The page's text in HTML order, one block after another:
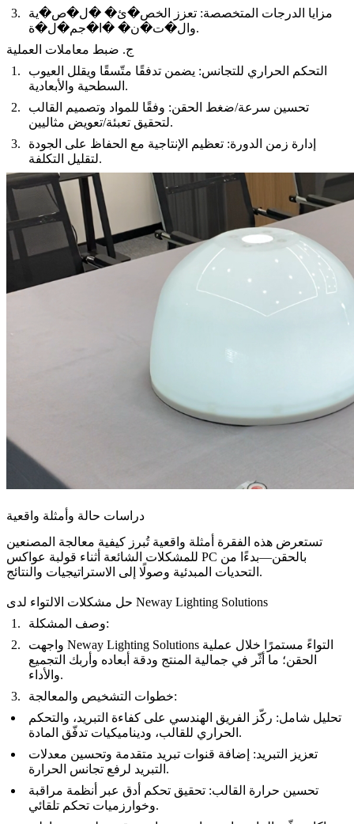
مزايا الدرجات المتخصصة: تعزز الخص�ئ� �ل�ص�ية
وال�ت�ن� �ا�جم�ل�ة.
ج. ضبط معاملات العملية
التحكم الحراري للتجانس: يضمن تدفقًا متّسقًا ويقلل العيوب
السطحية والأبعادية.
تحسين سرعة/ضغط الحقن: وفقًا للمواد وتصميم القالب
لتحقيق تعبئة/تعويض مثاليين.
إدارة زمن الدورة: تعظيم الإنتاجية مع الحفاظ على الجودة
لتقليل التكلفة.
دراسات حالة وأمثلة واقعية
تستعرض هذه الفقرة أمثلة واقعية تُبرز كيفية معالجة المصنعين
للمشكلات الشائعة أثناء قولبة عواكس PC بالحقن—بدءًا من
التحديات المبدئية وصولًا إلى الاستراتيجيات والنتائج.
حل مشكلات الالتواء لدى Neway Lighting Solutions
وصف المشكلة:
واجهت Neway Lighting Solutions التواءً مستمرًا خلال عملية
الحقن؛ ما أثّر في جمالية المنتج ودقة أبعاده وأربك التجميع
والأداء.
خطوات التشخيص والمعالجة:
تحليل شامل: ركّز الفريق الهندسي على كفاءة التبريد، والتحكم
الحراري للقالب، وديناميكيات تدفّق المادة.
تعزيز التبريد: إضافة قنوات تبريد متقدمة وتحسين معدلات
التبريد لرفع تجانس الحرارة.
تحسين حرارة القالب: تحقيق تحكم أدق عبر أنظمة مراقبة
وخوارزميات تحكم تلقائي.